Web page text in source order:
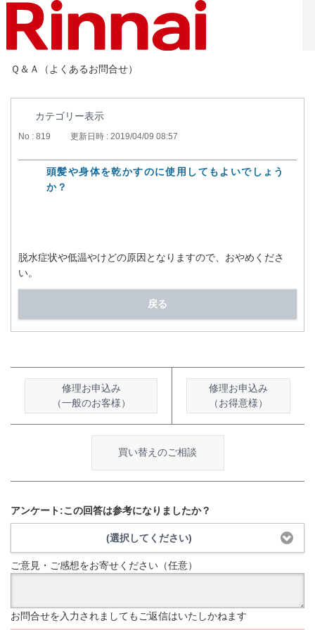
Ｑ＆Ａ（よくあるお問合せ）
カテゴリー表示
No : 819 更新日時 : 2019/04/09 08:57
頭髪や身体を乾かすのに使用してもよいでしょう
か？
脱水症状や低温やけどの原因となりますので、おやめくださ
い。
戻る
修理お申込み
（一般のお客様）
修理お申込み
（お得意様）
買い替えのご相談
アンケート:この回答は参考になりましたか？
(選択してください)
ご意見・ご感想をお寄せください（任意）
お問合せを入力されましてもご返信はいたしかねます